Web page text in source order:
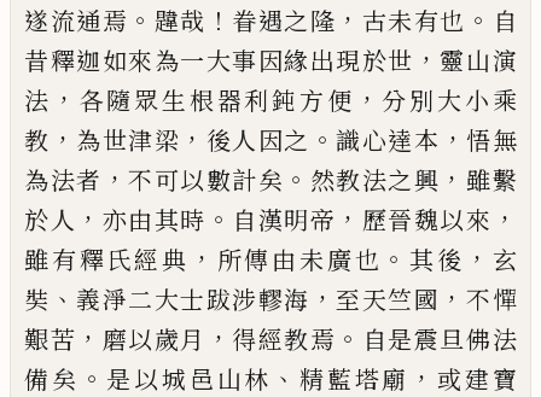
遂流通焉 。 韙哉 ！ 眷遇之隆 ， 古未有也 。 自
昔釋迦如來為一大事因緣出現於世 ，靈山演
法 ， 各隨眾生根器利鈍方便 ， 分別大小乘
教 ， 為世津梁 ， 後人因之 。識心達本 ，悟無
為法者 ，不可以數計矣 。 然教法之興 ， 雖繫
於人 ， 亦由其時 。 自漢明帝 ， 歷晉魏以來 ，
雖有釋氏經典 ， 所傳由未廣也 。其後 ， 玄
奘 、 義淨二大士跋涉轇海 ， 至天竺國 ，不憚
艱苦 ， 磨以歲月 ， 得經教焉 。 自是震旦佛法
備矣 。 是以城邑山林 、 精藍塔廟 ， 或建寶